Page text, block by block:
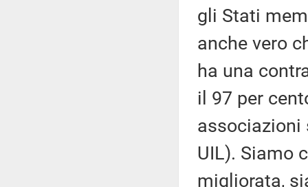
gli Stati
anche vero
ha una
il 97 per
associazioni
UIL). Siamo
migliorata,